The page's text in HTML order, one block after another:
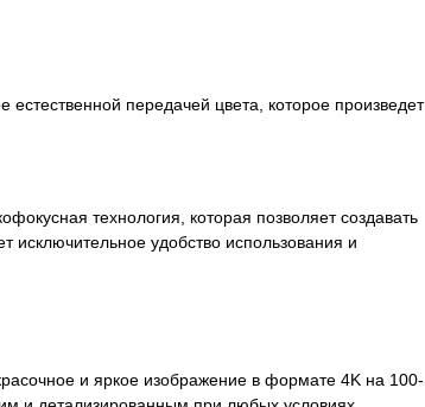
естественной передачей цвета, которое произведет
технология, которая позволяет создавать
исключительное удобство использования и
и яркое изображение в формате 4K на 100-